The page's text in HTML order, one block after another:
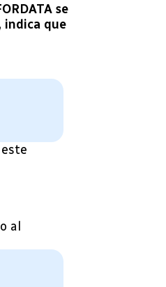
se
indica que
al